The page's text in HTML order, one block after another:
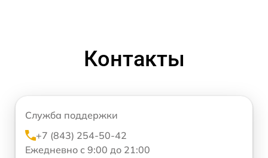
Контакты
Служба поддержки
+7 (843) 254-50-42
Ежедневно с 9:00 до 21:00